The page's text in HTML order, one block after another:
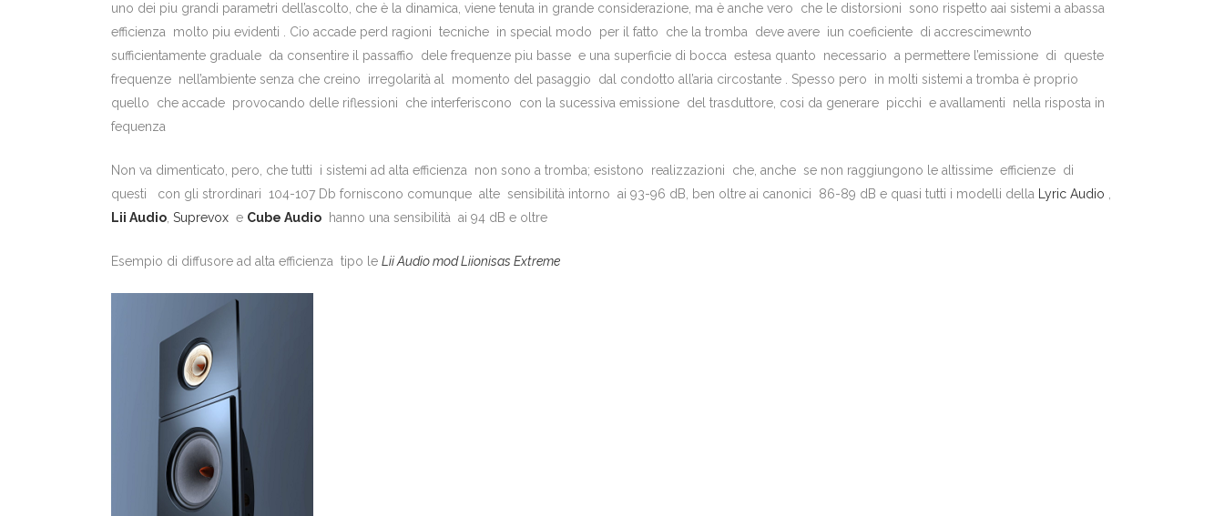
uno dei piu grandi parametri dell’ascolto, che è la dinamica, viene tenuta in grande considerazione, ma è anche vero che le distorsioni sono rispetto aai sistemi a abassa
efficienza molto piu evidenti . Cio accade perd ragioni tecniche in special modo per il fatto che la tromba deve avere iun coeficiente di accrescimewnto
sufficientamente graduale da consentire il passaffio dele frequenze piu basse e una superficie di bocca estesa quanto necessario a permettere l’emissione di queste
frequenze nell’ambiente senza che creino irregolarità al momento del pasaggio dal condotto all’aria circostante . Spesso pero in molti sistemi a tromba è proprio
quello che accade provocando delle riflessioni che interferiscono con la sucessiva emissione del trasduttore, cosi da generare picchi e avallamenti nella risposta in
fequenza
Non va dimenticato, pero, che tutti i sistemi ad alta efficienza non sono a tromba; esistono realizzazioni che, anche se non raggiungono le altissime efficienze di
questi con gli strordinari 104-107 Db forniscono comunque alte sensibilità intorno ai 93-96 dB, ben oltre ai canonici 86-89 dB e quasi tutti i modelli della Lyric Audio
Lii Audio Suprevox e Cube Audio hanno una sensibilità ai 94 dB e oltre
Esempio di diffusore ad alta efficienza tipo le Lii Audio mod Liionisas Extreme